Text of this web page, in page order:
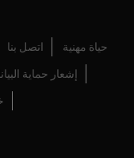
حياة مهنية اتصل بنا
إشعار حماية